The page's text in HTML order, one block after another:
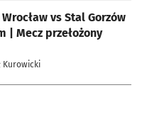
vs Stal Gorzów
| Mecz przełożony
Kurowicki